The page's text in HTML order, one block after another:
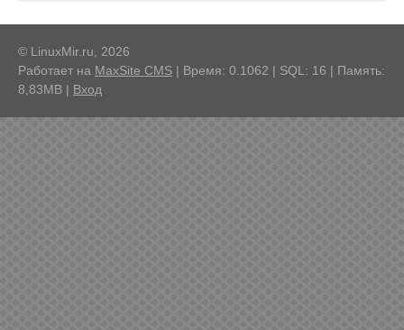
© LinuxMir.ru, 2026
Работает на MaxSite CMS | Время: 0.1062 | SQL: 16 | Память:
8,83MB | Вход